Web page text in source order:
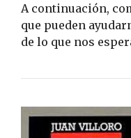
A continuación,
que pueden
de lo que nos